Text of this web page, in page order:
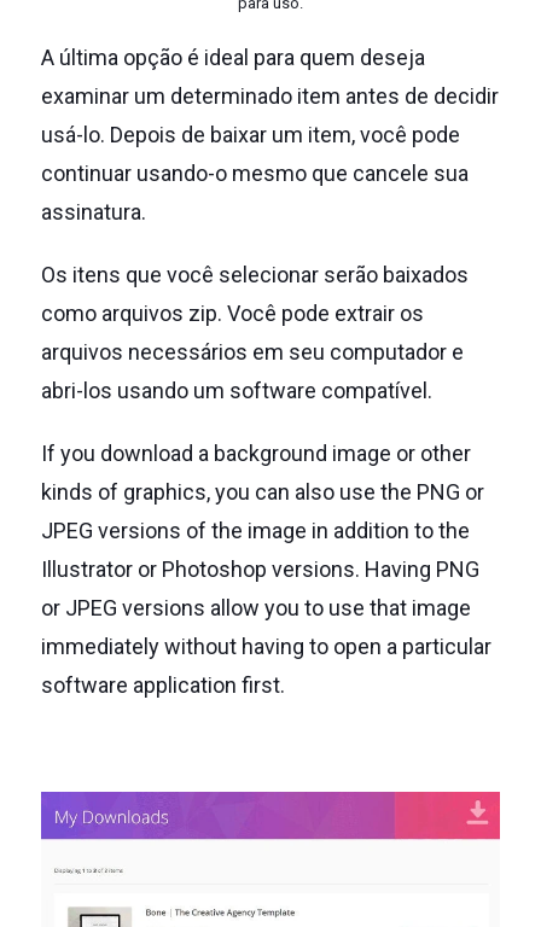
A última opção é ideal para quem deseja
examinar um determinado item antes de decidir
usá-lo. Depois de baixar um item, você pode
continuar usando-o mesmo que cancele sua
assinatura.
Os itens que você selecionar serão baixados
como arquivos zip. Você pode extrair os
arquivos necessários em seu computador e
abri-los usando um software compatível.
If you download a background image or other
kinds of graphics, you can also use the PNG or
JPEG versions of the image in addition to the
Illustrator or Photoshop versions. Having PNG
or JPEG versions allow you to use that image
immediately without having to open a particular
software application first.